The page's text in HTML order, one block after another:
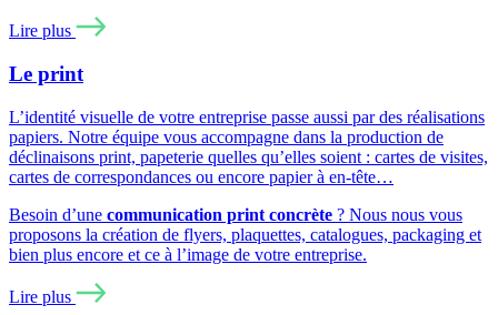
Lire plus
Le print
L’identité visuelle de votre entreprise passe aussi par des réalisations
papiers. Notre équipe vous accompagne dans la production de
déclinaisons print, papeterie quelles qu’elles soient : cartes de visites,
cartes de correspondances ou encore papier à en-tête…
Besoin d’une communication print concrète ? Nous nous vous
proposons la création de flyers, plaquettes, catalogues, packaging et
bien plus encore et ce à l’image de votre entreprise.
Lire plus